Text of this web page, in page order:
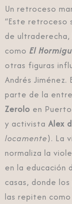
Un retroceso
“Este retroceso
de
como El
otras figuras
Andrés
parte de la
Zerolo en
y activista Alex
locamente). La
normaliza la
en la educación
casas, donde
las repiten